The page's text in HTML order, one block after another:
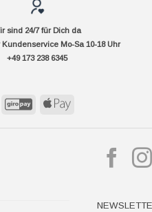
sind 24/7 für Dich da
Mo-Sa 10-18 Uhr
+49 173 238 6345
GiroPay Apple